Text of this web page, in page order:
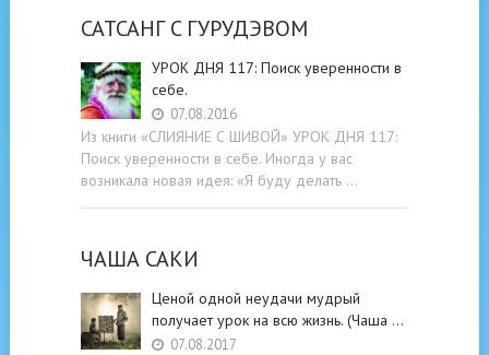
САТСАНГ C ГУРУДЭВОМ
УРОК ДНЯ 117: Поиск уверенности в
себе.
07.08.2016
Из книги «СЛИЯНИЕ С ШИВОЙ» УРОК ДНЯ 117:
Поиск уверенности в себе. Иногда у вас
возникала новая идея: «Я буду делать …
ЧАША САКИ
Ценой одной неудачи мудрый
получает урок на всю жизнь. (Чаша …
07.08.2017